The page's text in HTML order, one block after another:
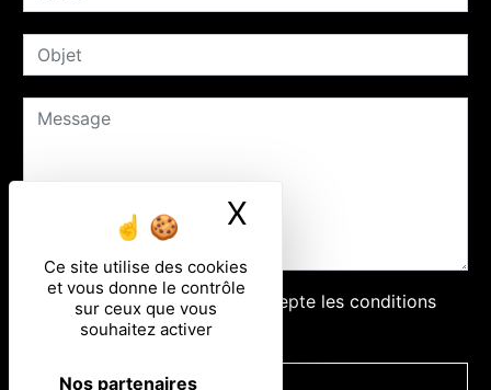
Ce site utilise des cookies
et vous donne le contrôle
sur ceux que vous
souhaitez activer
Nos partenaires
X
En cochant cette case, j'accepte les conditions
particulières ci-dessous **